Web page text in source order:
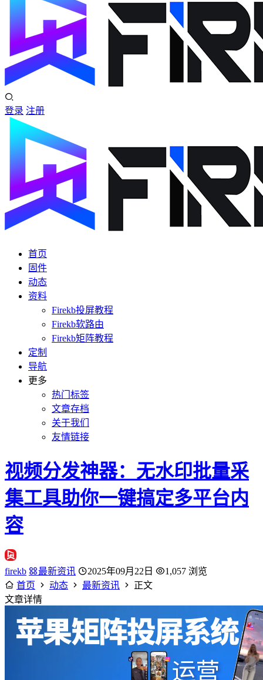
登录 注册
首页
固件
动态
资料
Firekb投屏教程
Firekb软路由
Firekb矩阵教程
定制
导航
更多
热门标签
文章存档
关于我们
友情链接
视频分发神器：无水印批量采
集工具助你一键搞定多平台内
容
firekb 最新资讯 2025年09月22日
1,057 浏览
首页
动态 最新资讯
正文
文章详情